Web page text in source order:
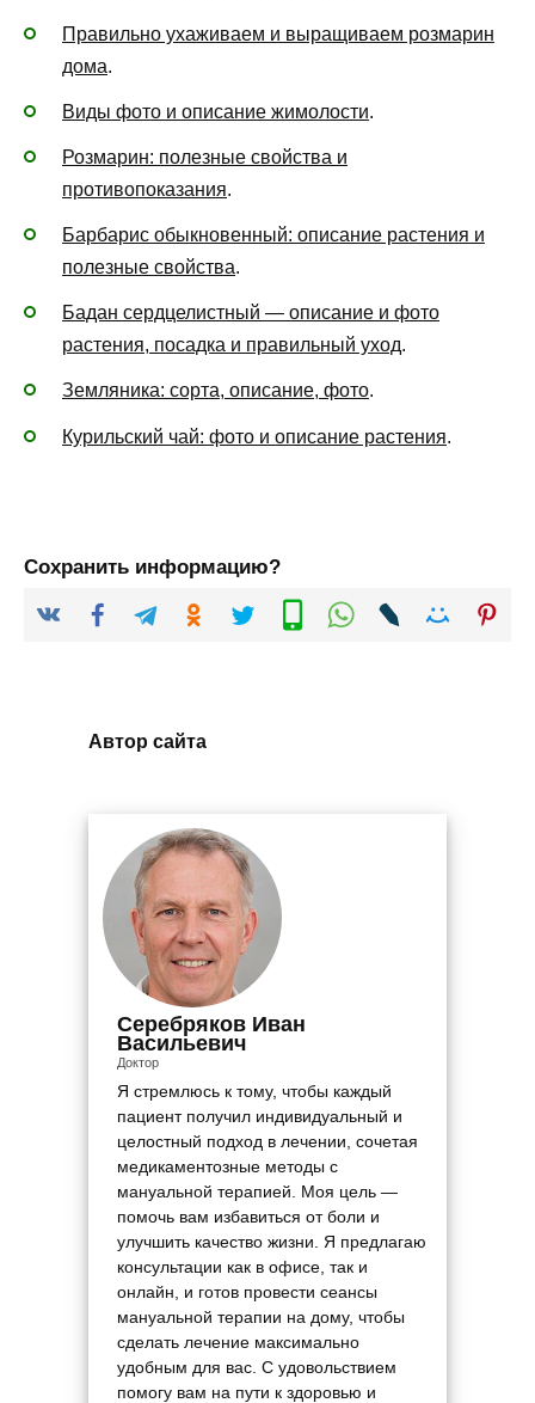
Правильно ухаживаем и выращиваем розмарин
дома.
Виды фото и описание жимолости.
Розмарин: полезные свойства и
противопоказания.
Барбарис обыкновенный: описание растения и
полезные свойства.
Бадан сердцелистный — описание и фото
растения, посадка и правильный уход.
Земляника: сорта, описание, фото.
Курильский чай: фото и описание растения.
Сохранить информацию?
Автор сайта
Серебряков Иван
Васильевич
Доктор
Я стремлюсь к тому, чтобы каждый
пациент получил индивидуальный и
целостный подход в лечении, сочетая
медикаментозные методы с
мануальной терапией. Моя цель —
помочь вам избавиться от боли и
улучшить качество жизни. Я предлагаю
консультации как в офисе, так и
онлайн, и готов провести сеансы
мануальной терапии на дому, чтобы
сделать лечение максимально
удобным для вас. С удовольствием
помогу вам на пути к здоровью и